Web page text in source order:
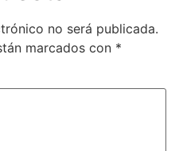
no será publicada.
marcados con *